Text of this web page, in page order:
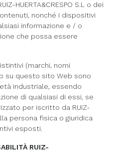
HUERTA&CRESPO S.L o dei
nonché i dispositivi
informazione e / o
che possa essere
(marchi, nomi
su questo sito Web sono
industriale, essendo
di qualsiasi di essi, se
per iscritto da RUIZ-
persona fisica o giuridica
esposti.
RUIZ-